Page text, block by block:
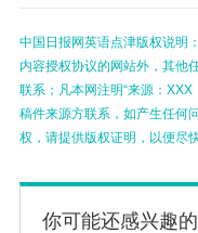
中国日报网英语点津版权说明
内容授权协议的网站外，其他
联系；凡本网注明“来源：
稿件来源方联系，如产生任何
权，请提供版权证明，以便尽快
你可能还感兴趣